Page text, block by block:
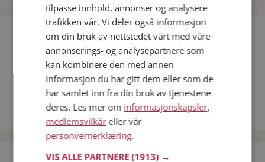
Fler single
Flere singlekvinner fra Grue :Mette,Anne
Menn fra Grue
Date kvinner i Norge
Date menn i Norge
tilpasse innhold, annonser og analysere
trafikken vår. Vi deler også informasjon
om din bruk av nettstedet vårt med våre
annonserings- og analysepartnere som
kan kombinere den med annen
informasjon du har gitt dem eller som de
har samlet inn fra din bruk av tjenestene
deres. Les mer om informasjonskapsler,
medlemsvilkåreller vår
personvernerklæring.
VIS ALLE PARTNERE(1913) →